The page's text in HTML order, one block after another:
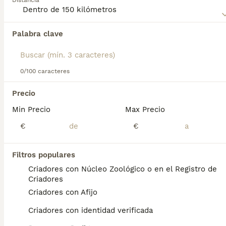
Palabra clave
0/100 caracteres
Precio
Min Precio
€
Max Precio
€
Filtros populares
Criadores con Núcleo Zoológico o en el Registro de
Criadores
Criadores con Afijo
Criadores con identidad verificada
información sobre esta raza de perro.
Encontramos 0 Münsterlander Grande
Si deseas exactamente esta búsqueda guarda tu
búsqueda y espera el resultado perfecto:
Preguntas frecuentes
¿Cómo es un perro Gran
Danés?
Aspecto del gran danés Pese a su
constitución musculosa y fuerte, tiene una
expresión amable y un deseo genuino de